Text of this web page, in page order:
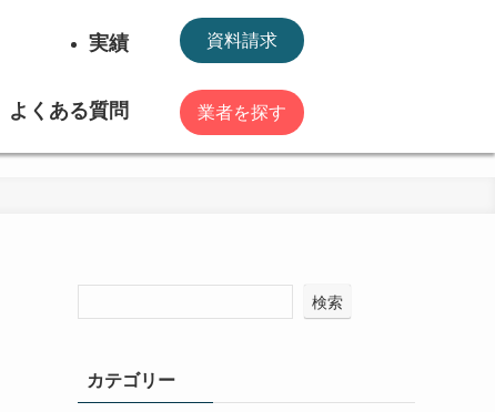
実績
よくある質問
資料請求
業者を探す
検索
カテゴリー